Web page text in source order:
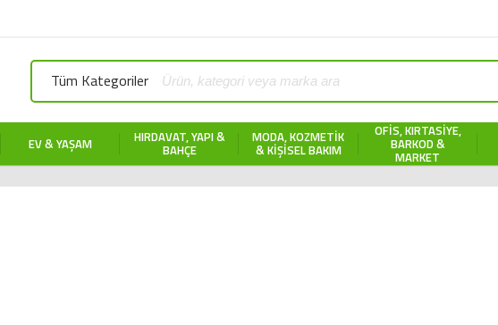
Tüm Kategoriler
EV & YAŞAM HIRDAVAT, YAPI &
BAHÇE
MODA, KOZMETIK
& KIŞISEL BAKIM
OFIS, KIRTASIYE,
BARKOD &
MARKET